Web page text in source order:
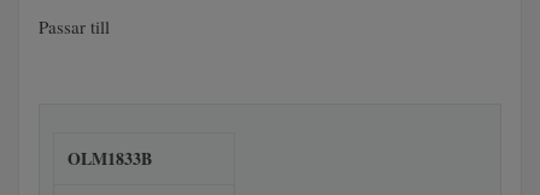
Passar till
OLM1833B